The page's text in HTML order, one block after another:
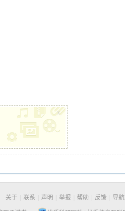
x
关于 联系 声明 举报 帮助 反馈 导航